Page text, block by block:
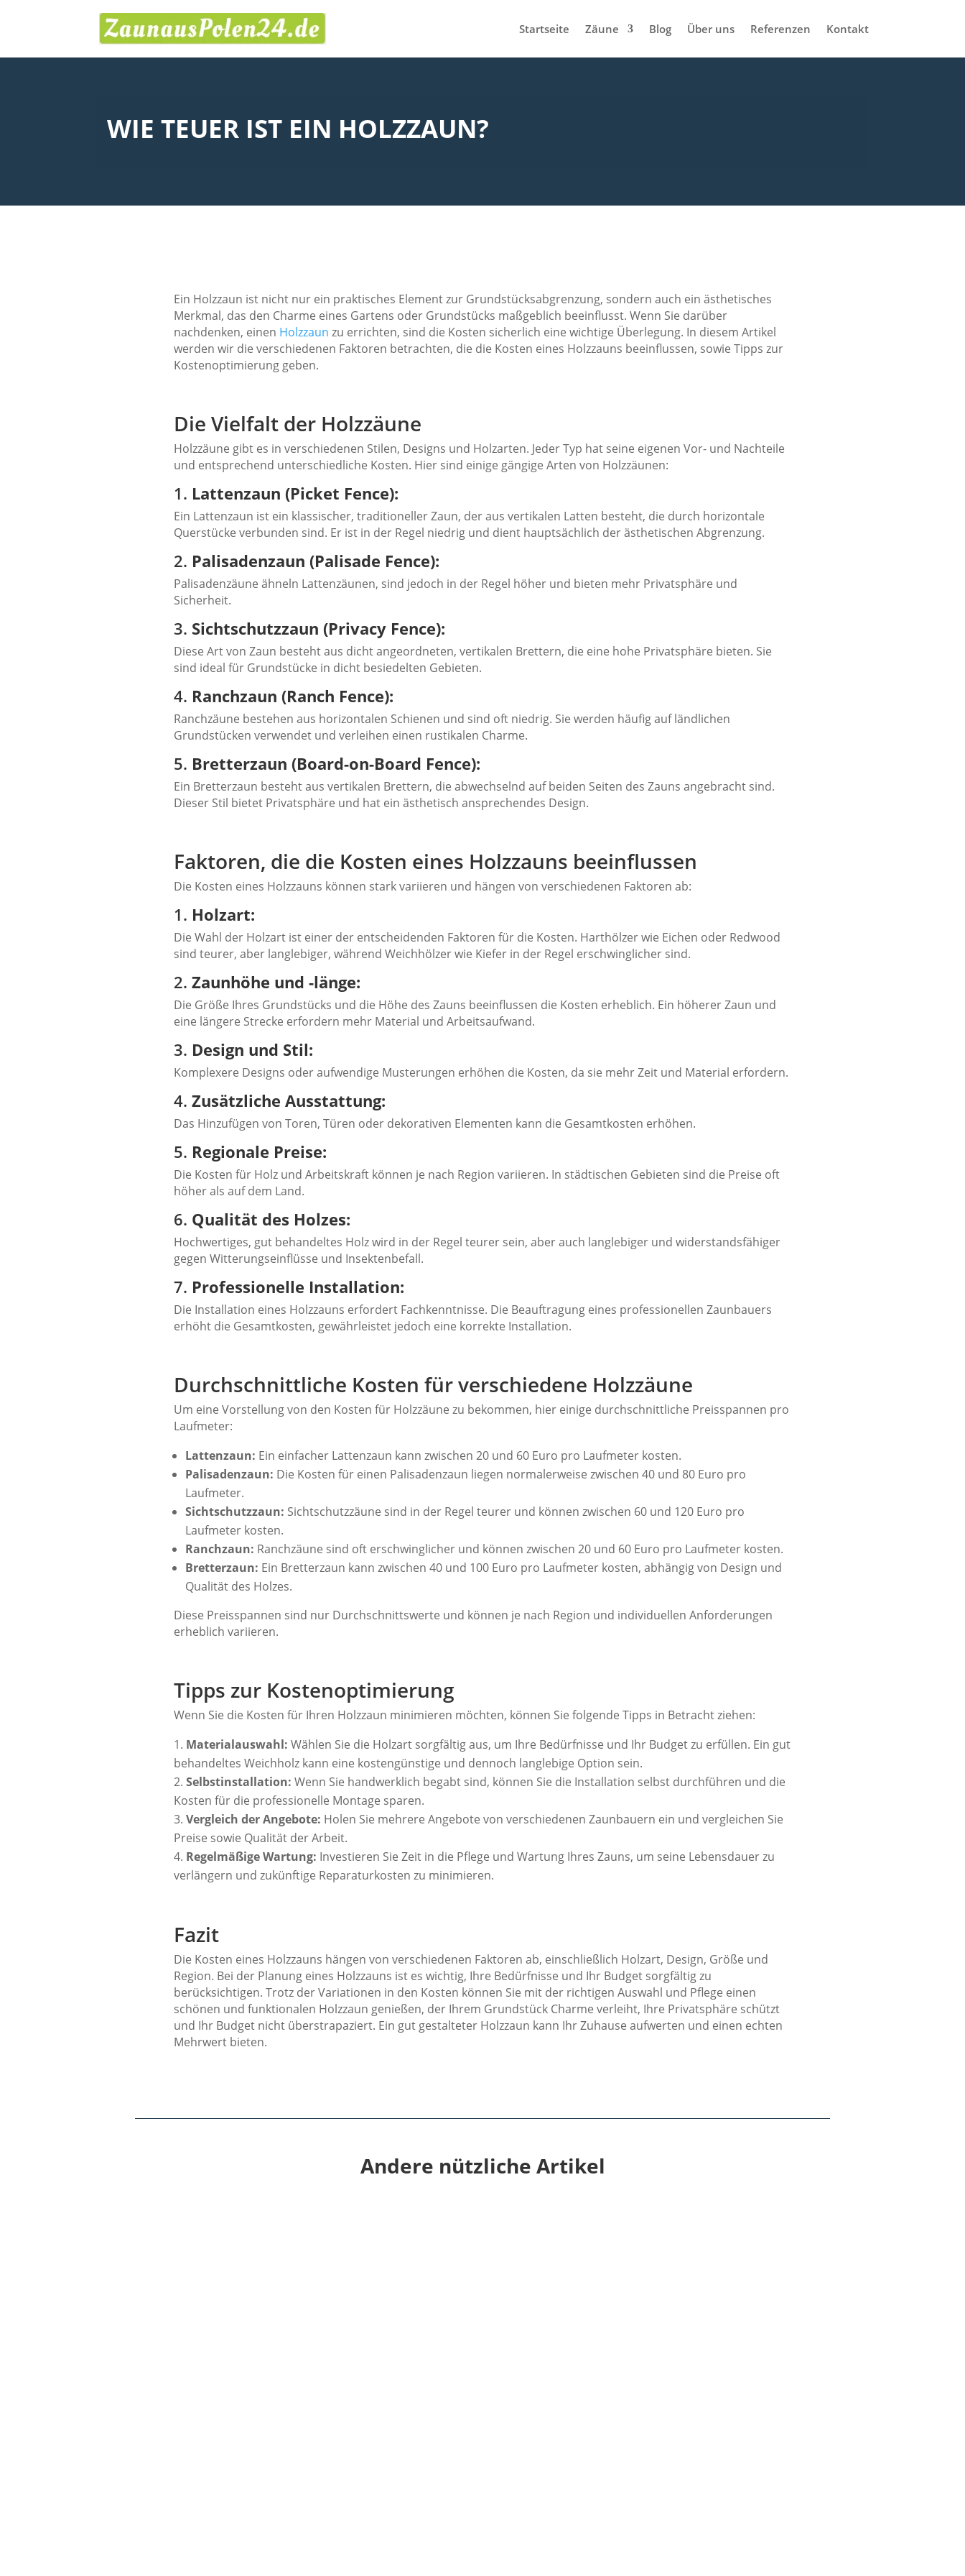
Startseite Zäune Blog Über uns Referenzen Kontakt
WIE TEUER IST EIN HOLZZAUN?
Ein Holzzaun ist nicht nur ein praktisches Element zur Grundstücksabgrenzung, sondern auch ein ästhetisches
Merkmal, das den Charme eines Gartens oder Grundstücks maßgeblich beeinflusst. Wenn Sie darüber
nachdenken, einen Holzzaun zu errichten, sind die Kosten sicherlich eine wichtige Überlegung. In diesem Artikel
werden wir die verschiedenen Faktoren betrachten, die die Kosten eines Holzzauns beeinflussen, sowie Tipps zur
Kostenoptimierung geben.
Die Vielfalt der Holzzäune
Holzzäune gibt es in verschiedenen Stilen, Designs und Holzarten. Jeder Typ hat seine eigenen Vor- und Nachteile
und entsprechend unterschiedliche Kosten. Hier sind einige gängige Arten von Holzzäunen:
1. Lattenzaun (Picket Fence):
Ein Lattenzaun ist ein klassischer, traditioneller Zaun, der aus vertikalen Latten besteht, die durch horizontale
Querstücke verbunden sind. Er ist in der Regel niedrig und dient hauptsächlich der ästhetischen Abgrenzung.
2. Palisadenzaun (Palisade Fence):
Palisadenzäune ähneln Lattenzäunen, sind jedoch in der Regel höher und bieten mehr Privatsphäre und
Sicherheit.
3. Sichtschutzzaun (Privacy Fence):
Diese Art von Zaun besteht aus dicht angeordneten, vertikalen Brettern, die eine hohe Privatsphäre bieten. Sie
sind ideal für Grundstücke in dicht besiedelten Gebieten.
4. Ranchzaun (Ranch Fence):
Ranchzäune bestehen aus horizontalen Schienen und sind oft niedrig. Sie werden häufig auf ländlichen
Grundstücken verwendet und verleihen einen rustikalen Charme.
5. Bretterzaun (Board-on-Board Fence):
Ein Bretterzaun besteht aus vertikalen Brettern, die abwechselnd auf beiden Seiten des Zauns angebracht sind.
Dieser Stil bietet Privatsphäre und hat ein ästhetisch ansprechendes Design.
Faktoren, die die Kosten eines Holzzauns beeinflussen
Die Kosten eines Holzzauns können stark variieren und hängen von verschiedenen Faktoren ab:
1. Holzart:
Die Wahl der Holzart ist einer der entscheidenden Faktoren für die Kosten. Harthölzer wie Eichen oder Redwood
sind teurer, aber langlebiger, während Weichhölzer wie Kiefer in der Regel erschwinglicher sind.
2. Zaunhöhe und -länge:
Die Größe Ihres Grundstücks und die Höhe des Zauns beeinflussen die Kosten erheblich. Ein höherer Zaun und
eine längere Strecke erfordern mehr Material und Arbeitsaufwand.
3. Design und Stil:
Komplexere Designs oder aufwendige Musterungen erhöhen die Kosten, da sie mehr Zeit und Material erfordern.
4. Zusätzliche Ausstattung:
Das Hinzufügen von Toren, Türen oder dekorativen Elementen kann die Gesamtkosten erhöhen.
5. Regionale Preise:
Die Kosten für Holz und Arbeitskraft können je nach Region variieren. In städtischen Gebieten sind die Preise oft
höher als auf dem Land.
6. Qualität des Holzes:
Hochwertiges, gut behandeltes Holz wird in der Regel teurer sein, aber auch langlebiger und widerstandsfähiger
gegen Witterungseinflüsse und Insektenbefall.
7. Professionelle Installation:
Die Installation eines Holzzauns erfordert Fachkenntnisse. Die Beauftragung eines professionellen Zaunbauers
erhöht die Gesamtkosten, gewährleistet jedoch eine korrekte Installation.
Durchschnittliche Kosten für verschiedene Holzzäune
Um eine Vorstellung von den Kosten für Holzzäune zu bekommen, hier einige durchschnittliche Preisspannen pro
Laufmeter:
Lattenzaun: Ein einfacher Lattenzaun kann zwischen 20 und 60 Euro pro Laufmeter kosten.
Palisadenzaun: Die Kosten für einen Palisadenzaun liegen normalerweise zwischen 40 und 80 Euro pro
Laufmeter.
Sichtschutzzaun: Sichtschutzzäune sind in der Regel teurer und können zwischen 60 und 120 Euro pro
Laufmeter kosten.
Ranchzaun: Ranchzäune sind oft erschwinglicher und können zwischen 20 und 60 Euro pro Laufmeter kosten.
Bretterzaun: Ein Bretterzaun kann zwischen 40 und 100 Euro pro Laufmeter kosten, abhängig von Design und
Qualität des Holzes.
Diese Preisspannen sind nur Durchschnittswerte und können je nach Region und individuellen Anforderungen
erheblich variieren.
Tipps zur Kostenoptimierung
Wenn Sie die Kosten für Ihren Holzzaun minimieren möchten, können Sie folgende Tipps in Betracht ziehen:
Materialauswahl: Wählen Sie die Holzart sorgfältig aus, um Ihre Bedürfnisse und Ihr Budget zu erfüllen. Ein gut
behandeltes Weichholz kann eine kostengünstige und dennoch langlebige Option sein.
Selbstinstallation: Wenn Sie handwerklich begabt sind, können Sie die Installation selbst durchführen und die
Kosten für die professionelle Montage sparen.
Vergleich der Angebote: Holen Sie mehrere Angebote von verschiedenen Zaunbauern ein und vergleichen Sie
Preise sowie Qualität der Arbeit.
Regelmäßige Wartung: Investieren Sie Zeit in die Pflege und Wartung Ihres Zauns, um seine Lebensdauer zu
verlängern und zukünftige Reparaturkosten zu minimieren.
Fazit
Die Kosten eines Holzzauns hängen von verschiedenen Faktoren ab, einschließlich Holzart, Design, Größe und
Region. Bei der Planung eines Holzzauns ist es wichtig, Ihre Bedürfnisse und Ihr Budget sorgfältig zu
berücksichtigen. Trotz der Variationen in den Kosten können Sie mit der richtigen Auswahl und Pflege einen
schönen und funktionalen Holzzaun genießen, der Ihrem Grundstück Charme verleiht, Ihre Privatsphäre schützt
und Ihr Budget nicht überstrapaziert. Ein gut gestalteter Holzzaun kann Ihr Zuhause aufwerten und einen echten
Mehrwert bieten.
Andere nützliche Artikel